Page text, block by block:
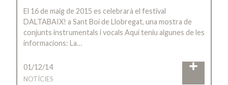
El 16 de maig de 2015 es celebrarà el festival
DALTABAIX! a Sant Boi de Llobregat, una mostra de
conjunts instrumentals i vocals Aquí teniu algunes de les
informacions: La…
01/12/14
NOTÍCIES